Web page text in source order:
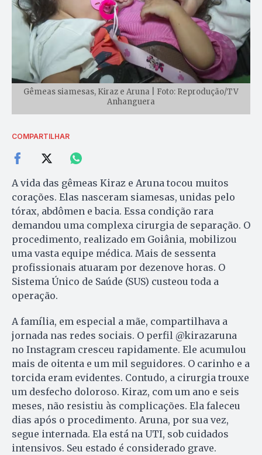
Gêmeas siamesas, Kiraz e Aruna | Foto: Reprodução/TV
Anhanguera
COMPARTILHAR
A vida das gêmeas Kiraz e Aruna tocou muitos
corações. Elas nasceram siamesas, unidas pelo
tórax, abdômen e bacia. Essa condição rara
demandou uma complexa cirurgia de separação. O
procedimento, realizado em Goiânia, mobilizou
uma vasta equipe médica. Mais de sessenta
profissionais atuaram por dezenove horas. O
Sistema Único de Saúde (SUS) custeou toda a
operação.
A família, em especial a mãe, compartilhava a
jornada nas redes sociais. O perfil @kirazaruna
no Instagram cresceu rapidamente. Ele acumulou
mais de oitenta e um mil seguidores. O carinho e a
torcida eram evidentes. Contudo, a cirurgia trouxe
um desfecho doloroso. Kiraz, com um ano e seis
meses, não resistiu às complicações. Ela faleceu
dias após o procedimento. Aruna, por sua vez,
segue internada. Ela está na UTI, sob cuidados
intensivos. Seu estado é considerado grave.